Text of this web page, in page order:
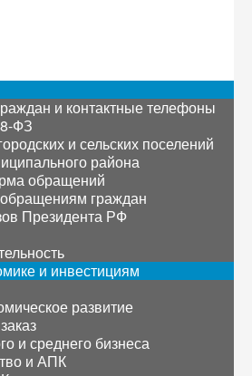
и контактные телефоны
ФЗ
и сельских поселений
района
обращений
граждан
Президента РФ
и инвестициям
развитие
и среднего бизнеса
и АПК